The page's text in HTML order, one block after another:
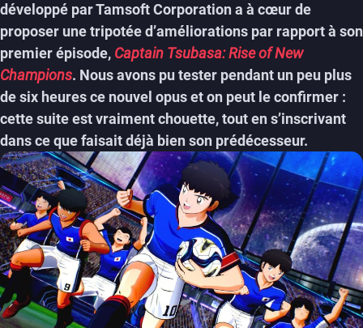
développé par Tamsoft Corporation a à cœur de
proposer une tripotée d’améliorations par rapport à son
premier épisode, Captain Tsubasa: Rise of New
Champions. Nous avons pu tester pendant un peu plus
de six heures ce nouvel opus et on peut le confirmer :
cette suite est vraiment chouette, tout en s’inscrivant
dans ce que faisait déjà bien son prédécesseur.